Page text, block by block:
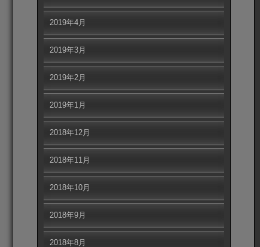
2019年4月
2019年3月
2019年2月
2019年1月
2018年12月
2018年11月
2018年10月
2018年9月
2018年8月